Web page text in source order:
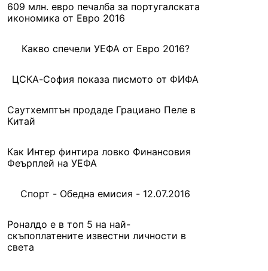
609 млн. евро печалба за португалската
икономика от Евро 2016
Какво спечели УЕФА от Евро 2016?
ЦСКА-София показа писмото от ФИФА
Саутхемптън продаде Грациано Пеле в
Китай
Как Интер финтира ловко Финансовия
Феърплей на УЕФА
Спорт - Обедна емисия - 12.07.2016
Роналдо e в топ 5 на най-
скъпоплатените известни личности в
света